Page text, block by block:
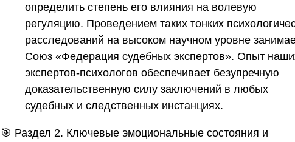
определить степень его влияния на волевую
регуляцию. Проведением таких тонких
расследований на высоком научном уровне
Союз «Федерация судебных экспертов». Опыт
экспертов-психологов обеспечивает безупречную
доказательственную силу заключений в любых
судебных и следственных инстанциях.
🎯 Раздел 2. Ключевые эмоциональные состояния и